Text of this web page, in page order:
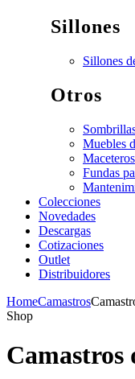
Sillones
Sillones
Otros
Muebles
Maceteros
Fundas
Colecciones
Novedades
Descargas
Cotizaciones
Outlet
Distribuidores
HomeCamastros
Shop
Camastros